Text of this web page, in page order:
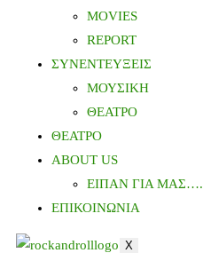
MOVIES
REPORT
ΣΥΝΕΝΤΕΥΞΕΙΣ
ΜΟΥΣΙΚΗ
ΘΕΑΤΡΟ
ΘΕΑΤΡΟ
ABOUT US
ΕΙΠΑΝ ΓΙΑ ΜΑΣ….
ΕΠΙΚΟΙΝΩΝΙΑ
X